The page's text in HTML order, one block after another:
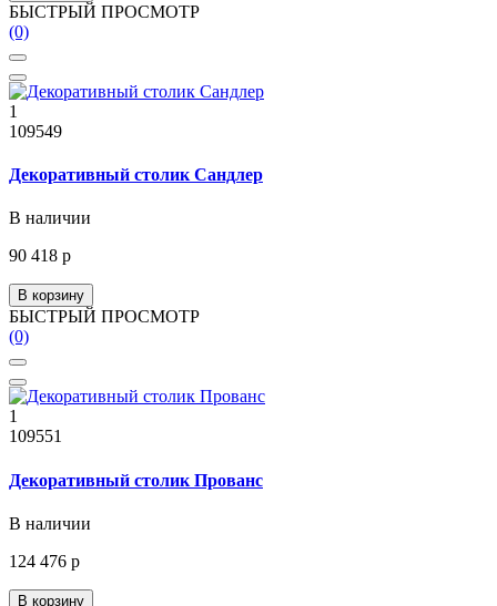
БЫСТРЫЙ ПРОСМОТР
(0)
1
109549
Декоративный столик Сандлер
В наличии
90 418 р
В корзину
БЫСТРЫЙ ПРОСМОТР
(0)
1
109551
Декоративный столик Прованс
В наличии
124 476 р
В корзину